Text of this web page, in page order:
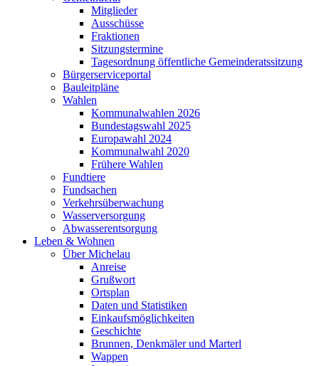
Mitglieder
Ausschüsse
Fraktionen
Sitzungstermine
Tagesordnung öffentliche Gemeinderatssitzung
Bürgerserviceportal
Bauleitpläne
Wahlen
Kommunalwahlen 2026
Bundestagswahl 2025
Europawahl 2024
Kommunalwahl 2020
Frühere Wahlen
Fundtiere
Fundsachen
Verkehrsüberwachung
Wasserversorgung
Abwasserentsorgung
Leben & Wohnen
Über Michelau
Anreise
Grußwort
Ortsplan
Daten und Statistiken
Einkaufsmöglichkeiten
Geschichte
Brunnen, Denkmäler und Marterl
Wappen